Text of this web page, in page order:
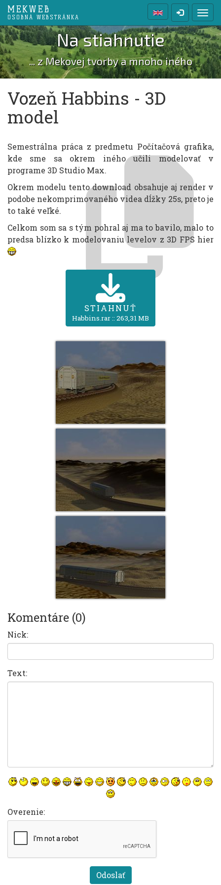
MEKWEB
OSOBNÁ WEBSTRÁNKA
Na stiahnutie
... z Mekovej tvorby a mnoho iného
Vozeň Habbins - 3D
model
Semestrálna práca z predmetu Počítačová grafika,
kde sme sa okrem iného učili modelovať v
programe 3D Studio Max.
Okrem modelu tento download obsahuje aj render v
podobe nekomprimovaného videa dĺžky 25s, preto je
to také veľké.
Celkom som sa s tým pohral aj ma to bavilo, malo to
predsa blízko k modelovaniu levelov z 3D FPS hier
STIAHNUŤ
Habbins.rar :: 263,31 MB
Komentáre (0)
Nick:
Text:
Overenie: